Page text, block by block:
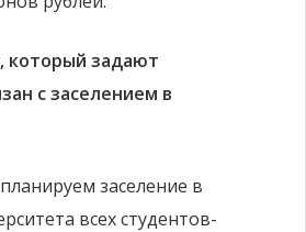
который задают
с заселением в
заселение в
всех студентов-